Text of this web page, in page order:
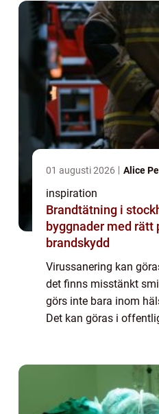
01 augusti 2026 Alice
inspiration
Brandtätning i stockholm
byggnader med rätt
brandskydd
Virussanering kan
det finns misstänkt
görs inte bara inom
Det kan göras i